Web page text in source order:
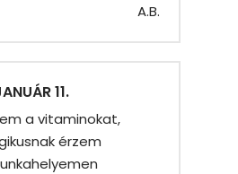
A.B.
11.
a vitaminokat,
érzem